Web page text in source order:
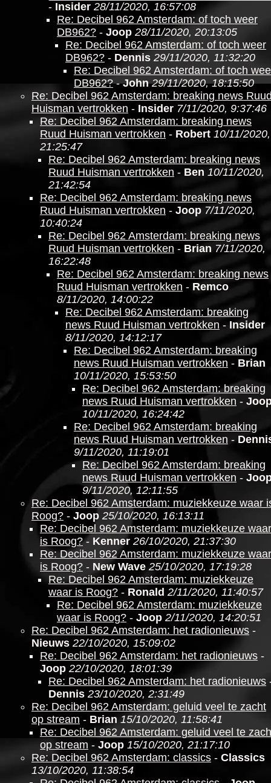
- Insider 28/11/2020, 16:57:08
Re: Decibel 962 Amsterdam: of toch weer
DB962? - Joop 28/11/2020, 20:13:05
Re: Decibel 962 Amsterdam: of toch weer
DB962? - Dennis 29/11/2020, 11:32:20
Re: Decibel 962 Amsterdam: of toch
DB962?-John 29/11/2020, 18:15:50
Re: Decibel 962 Amsterdam: breaking news
Huisman vertrokken - Insider 7/11/2020, 9:37:46
Re: Decibel 962 Amsterdam: breaking news
Ruud Huisman vertrokken - Robert 10/11/2020,
21:25:47
Re: Decibel 962 Amsterdam: breaking news
Ruud Huisman vertrokken - Ben 10/11/2020,
21:42:54
Re: Decibel 962 Amsterdam: breaking news
Ruud Huisman vertrokken - Joop 7/11/2020,
10:40:24
Re: Decibel 962 Amsterdam: breaking news
Ruud Huisman vertrokken - Brian 7/11/2020,
16:22:48
Re: Decibel 962 Amsterdam: breaking news
Ruud Huisman vertrokken - Remco
8/11/2020, 14:00:22
Re: Decibel 962 Amsterdam: breaking
news Ruud Huisman vertrokken - Insider
8/11/2020, 14:12:17
Re: Decibel 962 Amsterdam: breaking
news Ruud Huisman vertrokken - Brian
10/11/2020, 15:53:50
Re: Decibel 962 Amsterdam: breaking
news Ruud Huisman vertrokken -
10/11/2020, 16:24:42
Re: Decibel 962 Amsterdam: breaking
news Ruud Huisman vertrokken -
9/11/2020, 11:19:01
Re: Decibel 962 Amsterdam: breaking
news Ruud Huisman vertrokken -
9/11/2020, 12:11:55
Re: Decibel 962 Amsterdam: muziekkeuze waar
Roog? - Joop 25/10/2020, 16:13:11
Re: Decibel 962 Amsterdam: muziekkeuze waar
is Roog?- Kenner 26/10/2020, 21:37:30
Re: Decibel 962 Amsterdam: muziekkeuze waar
is Roog? - New Wave 25/10/2020, 17:19:28
Re: Decibel 962 Amsterdam: muziekkeuze
waar is Roog? - Ronald 2/11/2020, 11:40:57
Re: Decibel 962 Amsterdam: muziekkeuze
waar is Roog? - Joop 2/11/2020, 14:20:51
Re: Decibel 962 Amsterdam: het radionieuws -
Nieuws 22/10/2020, 15:09:02
Re: Decibel 962 Amsterdam: het radionieuws -
Joop 22/10/2020, 18:01:39
Re: Decibel 962 Amsterdam: het radionieuws
Dennis 23/10/2020, 2:31:49
Re: Decibel 962 Amsterdam: geluid veel te zacht
op stream - Brian 15/10/2020, 11:58:41
Re: Decibel 962 Amsterdam: geluid veel te
op stream - Joop 15/10/2020, 21:17:10
Re: Decibel 962 Amsterdam: classics - Classics
13/10/2020, 11:38:54